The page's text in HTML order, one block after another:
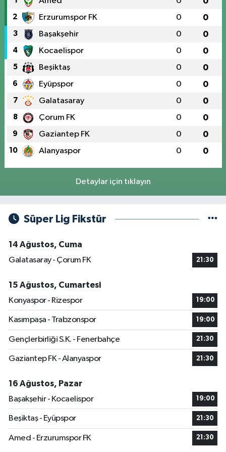
2 Erzurumspor FK 0 0
3 Başakşehir 0 0
4 Kocaelispor 0 0
5 Beşiktaş 0 0
6 Eyüpspor 0 0
7 Galatasaray 0 0
8 Çorum FK 0 0
9 Gaziantep FK 0 0
10 Alanyaspor 0 0
Detaylar için tıklayın
Süper Lig Fikstür
14 Ağustos, Cuma
Galatasaray - Çorum FK
21:30
15 Ağustos, Cumartesi
Konyaspor - Rizespor
19:00
Kasımpaşa - Trabzonspor 19:00
Gençlerbirliği S.K. - Fenerbahçe 21:30
Gaziantep FK - Alanyaspor 21:30
16 Ağustos, Pazar
Başakşehir - Kocaelispor
19:00
Beşiktaş - Eyüpspor 21:30
Amed - Erzurumspor FK 21:30